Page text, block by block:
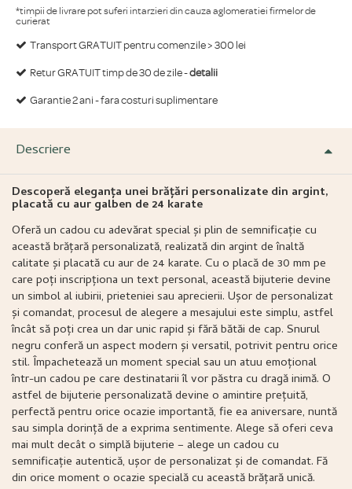
*timpii de livrare pot suferi intarzieri din cauza aglomeratiei firmelor de
curierat
Transport GRATUIT pentru comenzile > 300 lei
Retur GRATUIT timp de 30 de zile -detalii
Garantie 2 ani - fara costuri suplimentare
Descriere
Descoperă eleganța unei brățări personalizate din argint,
placată cu aur galben de 24 karate
Oferă un cadou cu adevărat special și plin de semnificație cu
această brățară personalizată, realizată din argint de înaltă
calitate și placată cu aur de 24 karate. Cu o placă de 30 mm pe
care poți inscripționa un text personal, această bijuterie devine
un simbol al iubirii, prieteniei sau aprecierii. Ușor de personalizat
și comandat, procesul de alegere a mesajului este simplu, astfel
încât să poți crea un dar unic rapid și fără bătăi de cap. Snurul
negru conferă un aspect modern și versatil, potrivit pentru orice
stil. Împachetează un moment special sau un atuu emoțional
într-un cadou pe care destinatarii îl vor păstra cu dragă inimă. O
astfel de bijuterie personalizată devine o amintire prețuită,
perfectă pentru orice ocazie importantă, fie ea aniversare, nuntă
sau simpla dorință de a exprima sentimente. Alege să oferi ceva
mai mult decât o simplă bijuterie – alege un cadou cu
semnificație autentică, ușor de personalizat și de comandat. Fă
din orice moment o ocazie specială cu această brățară unică.